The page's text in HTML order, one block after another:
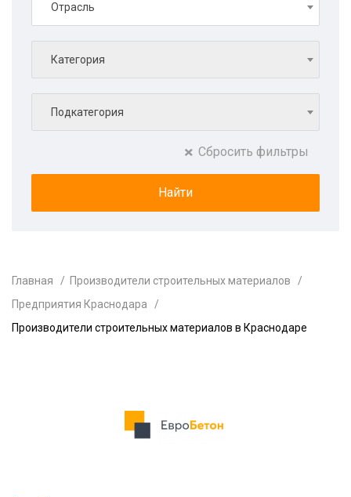
Отрасль
Категория
Подкатегория
Сбросить фильтры
Главная
Производители строительных материалов
Предприятия Краснодара
Производители строительных материалов в Краснодаре